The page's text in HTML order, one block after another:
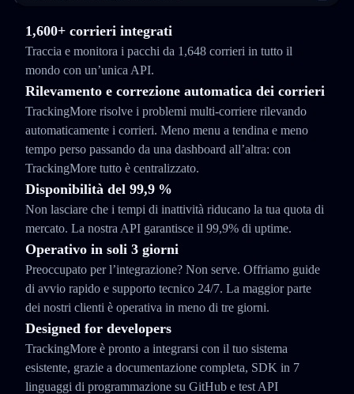
1,600+ corrieri integrati
Traccia e monitora i pacchi da 1,648 corrieri in tutto il
mondo con un’unica API.
Rilevamento e correzione automatica dei corrieri
TrackingMore risolve i problemi multi-corriere rilevando
automaticamente i corrieri. Meno menu a tendina e meno
tempo perso passando da una dashboard all’altra: con
TrackingMore tutto è centralizzato.
Disponibilità del 99,9 %
Non lasciare che i tempi di inattività riducano la tua quota di
mercato. La nostra API garantisce il 99,9% di uptime.
Operativo in soli 3 giorni
Preoccupato per l’integrazione? Non serve. Offriamo guide
di avvio rapido e supporto tecnico 24/7. La maggior parte
dei nostri clienti è operativa in meno di tre giorni.
Designed for developers
TrackingMore è pronto a integrarsi con il tuo sistema
esistente, grazie a documentazione completa, SDK in 7
linguaggi di programmazione su GitHub e test API